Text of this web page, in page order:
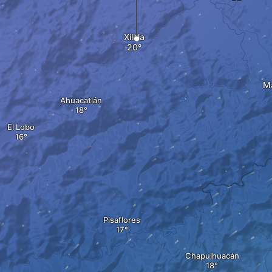
Ahuacatlán
El Lobo
Xilitla
Pisaflores
Chapulhuacán